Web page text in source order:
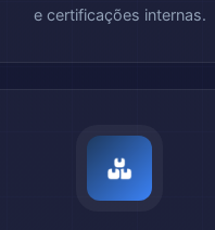
e certificações internas.